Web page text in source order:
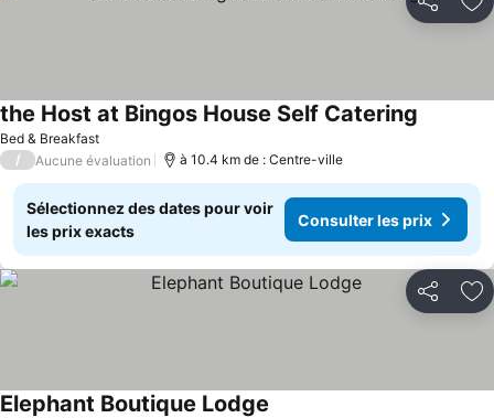
Partager
Bed & Breakfast
the Host at Bingos House Self Catering
/ Aucune évaluation à 10.4 km de : Centre-ville
Sélectionnez des dates pour voir
les prix exacts
Consulter les prix
Partager
Elephant Boutique Lodge